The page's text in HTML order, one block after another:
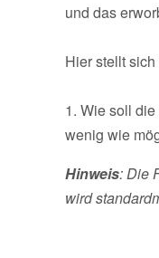
und das
Hier stellt
1. Wie soll
wenig wie
Hinweis: Die
wird